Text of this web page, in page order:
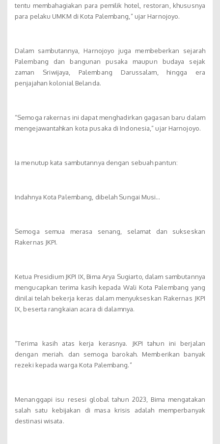
tentu membahagiakan para pemilik hotel, restoran, khususnya
para pelaku UMKM di Kota Palembang,” ujar Harnojoyo.
Dalam sambutannya, Harnojoyo juga membeberkan sejarah
Palembang dan bangunan pusaka maupun budaya sejak
zaman Sriwijaya, Palembang Darussalam, hingga era
penjajahan kolonial Belanda.
“Semoga rakernas ini dapat menghadirkan gagasan baru dalam
mengejawantahkan kota pusaka di Indonesia,” ujar Harnojoyo.
Ia menutup kata sambutannya dengan sebuah pantun:
Indahnya Kota Palembang, dibelah Sungai Musi…
Semoga semua merasa senang, selamat dan sukseskan
Rakernas JKPI.
Ketua Presidium JKPI IX, Bima Arya Sugiarto, dalam sambutannya
mengucapkan terima kasih kepada Wali Kota Palembang yang
dinilai telah bekerja keras dalam menyukseskan Rakernas JKPI
IX, beserta rangkaian acara di dalamnya.
“Terima kasih atas kerja kerasnya. JKPI tahun ini berjalan
dengan meriah. dan semoga barokah. Memberikan banyak
rezeki kepada warga Kota Palembang.”
Menanggapi isu resesi global tahun 2023, Bima mengatakan
salah satu kebijakan di masa krisis adalah memperbanyak
destinasi wisata.